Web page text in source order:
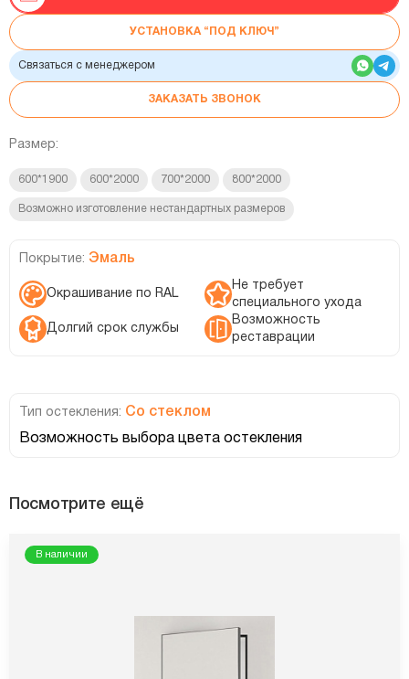
УСТАНОВКА “ПОД КЛЮЧ”
Связаться с менеджером
ЗАКАЗАТЬ ЗВОНОК
Размер:
600*1900 600*2000 700*2000 800*2000
Возможно изготовление нестандартных размеров
Покрытие: Эмаль
Окрашивание по RAL
Не требует
специального ухода
Долгий срок службы
Возможность
реставрации
Тип остекления: Со стеклом
Возможность выбора цвета остекления
Посмотрите ещё
В наличии